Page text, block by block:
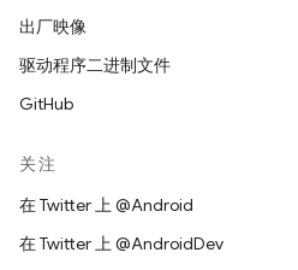
出厂映像
驱动程序二进制文件
GitHub
关注
在 Twitter 上 @Android
在 Twitter 上 @AndroidDev